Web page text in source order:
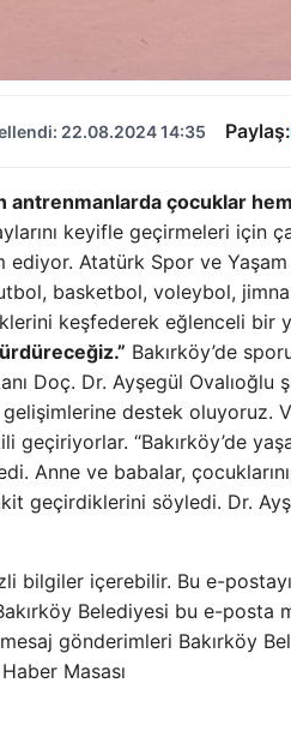
22.08.2024 14:35 Paylaş:
antrenmanlarda çocuklar
keyifle geçirmeleri için
ediyor. Atatürk Spor ve
​​basketbol, ​​voleybol,
keşfederek eğlenceli bir
Bakırköy’de
Doç. Dr. Ayşegül
destek oluyoruz.
“Bakırköy’de
Anne ve babalar,
geçirdiklerini söyledi. Dr.
bilgiler içerebilir. Bu e-
Belediyesi bu e-posta
gönderimleri Bakırköy
Masası